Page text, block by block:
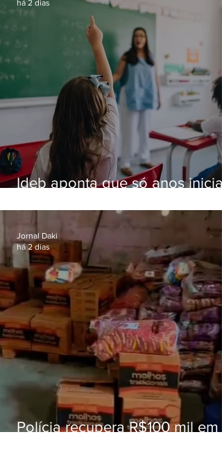
Ideb aponta que só anos
educação
há 2 dias
Polícia recupera R$100 mil em
Jornal Daki
há 2 dias